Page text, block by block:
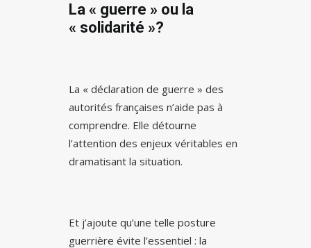
La « guerre » ou la
« solidarité »?
La « déclaration de guerre » des
autorités françaises n’aide pas à
comprendre. Elle détourne
l’attention des enjeux véritables en
dramatisant la situation.
Et j’ajoute qu’une telle posture
guerrière évite l’essentiel : la